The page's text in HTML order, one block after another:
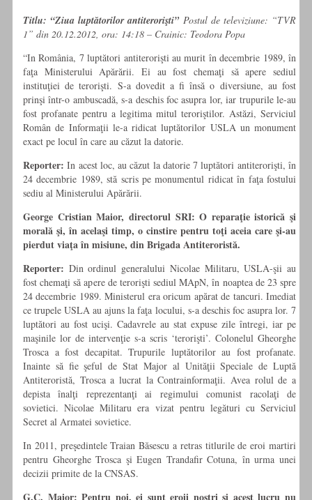
Titlu: “Ziua luptătorilor antiterorişti” Postul de televiziune: “TVR
1” din 20.12.2012, ora: 14:18 – Crainic: Teodora Popa
“In România, 7 luptători antiterorişti au murit în decembrie 1989, în
faţa Ministerului Apărării. Ei au fost chemaţi să apere sediul
instituţiei de terorişti. S-a dovedit a fi însă o diversiune, au fost
prinşi într-o ambuscadă, s-a deschis foc asupra lor, iar trupurile le-au
fost profanate pentru a legitima mitul teroriştilor. Astăzi, Serviciul
Român de Informaţii le-a ridicat luptătorilor USLA un monument
exact pe locul în care au căzut la datorie.
Reporter: In acest loc, au căzut la datorie 7 luptători antiterorişti, în
24 decembrie 1989, stă scris pe monumentul ridicat în faţa fostului
sediu al Ministerului Apărării.
George Cristian Maior, directorul SRI: O reparaţie istorică şi
morală şi, în acelaşi timp, o cinstire pentru toţi aceia care şi-au
pierdut viaţa în misiune, din Brigada Antiteroristă.
Reporter: Din ordinul generalului Nicolae Militaru, USLA-şii au
fost chemaţi să apere de terorişti sediul MApN, în noaptea de 23 spre
24 decembrie 1989. Ministerul era oricum apărat de tancuri. Imediat
ce trupele USLA au ajuns la faţa locului, s-a deschis foc asupra lor. 7
luptători au fost ucişi. Cadavrele au stat expuse zile întregi, iar pe
maşinile lor de intervenţie s-a scris ‘terorişti’. Colonelul Gheorghe
Trosca a fost decapitat. Trupurile luptătorilor au fost profanate.
Inainte să fie şeful de Stat Major al Unităţii Speciale de Luptă
Antiteroristă, Trosca a lucrat la Contrainformaţii. Avea rolul de a
depista înalţi reprezentanţi ai regimului comunist racolaţi de
sovietici. Nicolae Militaru era vizat pentru legături cu Serviciul
Secret al Armatei sovietice.
In 2011, preşedintele Traian Băsescu a retras titlurile de eroi martiri
pentru Gheorghe Trosca şi Eugen Trandafir Cotuna, în urma unei
decizii primite de la CNSAS.
G.C. Maior: Pentru noi, ei sunt eroii noştri şi acest lucru nu